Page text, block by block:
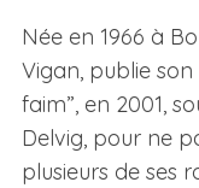
Née en 1966 à
Vigan, publie
faim”, en 2001,
Delvig, pour ne
plusieurs de ses